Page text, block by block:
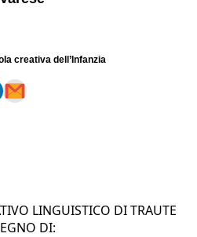
creativa dell’Infanzia
LINGUISTICO DI TRAUTE
DI: